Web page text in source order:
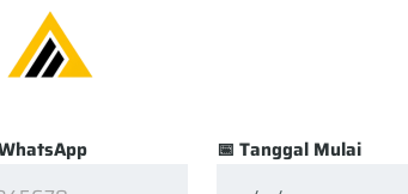
📅 Tanggal Mulai